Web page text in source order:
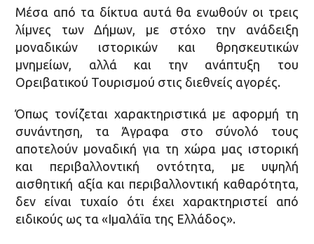
Μέσα από τα δίκτυα αυτά θα ενωθούν οι τρεις
λίμνες των Δήμων, με στόχο την ανάδειξη
μοναδικών ιστορικών και θρησκευτικών
μνημείων, αλλά και την ανάπτυξη του
Ορειβατικού Τουρισμού στις διεθνείς αγορές.
Όπως τονίζεται χαρακτηριστικά με αφορμή τη
συνάντηση, τα Άγραφα στο σύνολό τους
αποτελούν μοναδική για τη χώρα μας ιστορική
και περιβαλλοντική οντότητα, με υψηλή
αισθητική αξία και περιβαλλοντική καθαρότητα,
δεν είναι τυχαίο ότι έχει χαρακτηριστεί από
ειδικούς ως τα «Ιμαλάϊα της Ελλάδος».